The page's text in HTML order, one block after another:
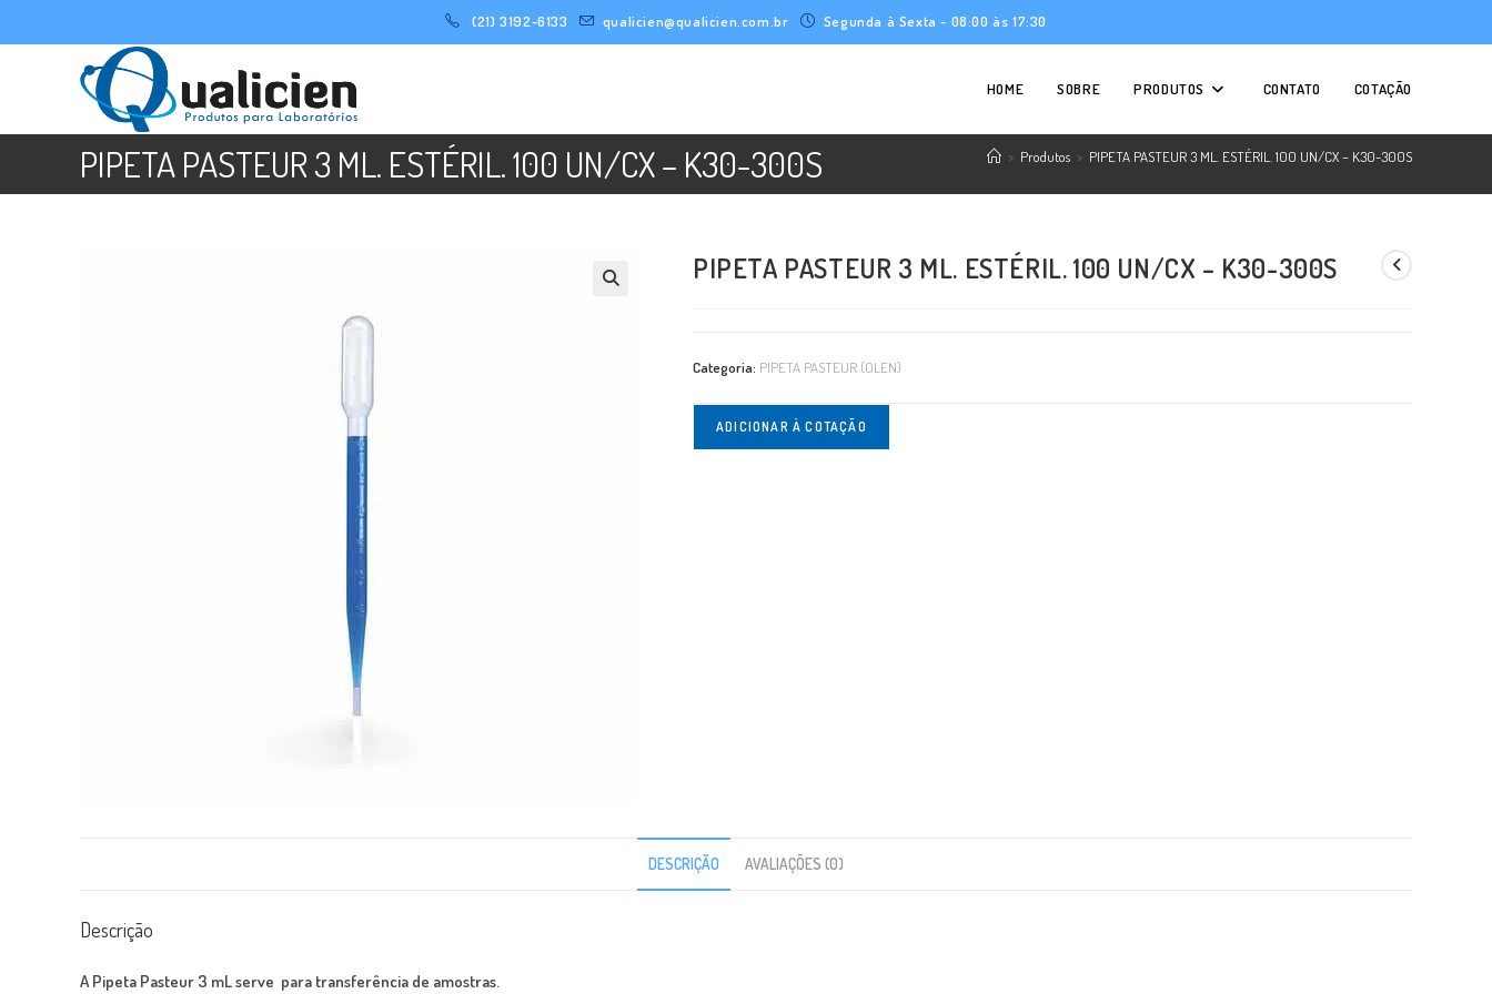
para
(21) 3192-6133 qualicien@qualicien.com.br Segunda à Sexta - 08:00 às 17:30
HOME SOBRE PRODUTOS CONTATO COTAÇÃO
PIPETA PASTEUR 3 ML. ESTÉRIL. 100 UN/CX – K30-300S > Produtos > PIPETA PASTEUR 3 ML. ESTÉRIL. 100 UN/CX – K30-300S
PIPETA PASTEUR 3 ML. ESTÉRIL. 100 UN/CX – K30-300S
Categoria: PIPETA PASTEUR (OLEN)
ADICIONAR À COTAÇÃO
DESCRIÇÃO AVALIAÇÕES (0)
Descrição
A Pipeta Pasteur 3 mL serve para transferência de amostras.